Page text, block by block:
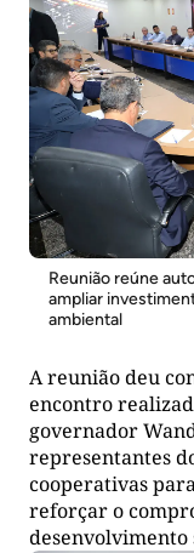
Reunião reúne
ampliar
ambiental
A reunião deu
encontro
governador
representantes
cooperativas
reforçar o
desenvolvimento